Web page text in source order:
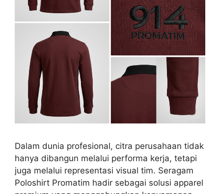
Dalam dunia profesional, citra perusahaan tidak
hanya dibangun melalui performa kerja, tetapi
juga melalui representasi visual tim. Seragam
Poloshirt Promatim hadir sebagai solusi apparel